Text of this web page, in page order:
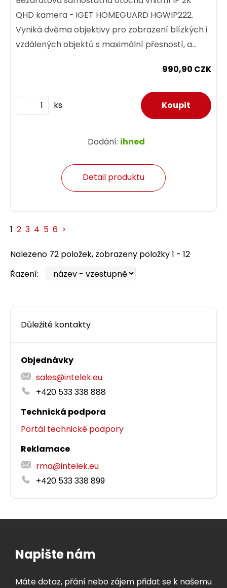
Důležité kontakty
Objednávky
sales@intelek.eu
+420 533 338 888
Technická podpora
Portál technické podpory
Reklamace
rma@intelek.eu
+420 533 338 899
QHD kamera - iGET HOMEGUARD HGWIP222.
Vyniká dvěma objektivy pro zobrazení blízkých i
vzdálených objektů s maximální přesností, a
990,90 CZK
ks
Dodání: ihned
Detail produktu
1 2 3 4 5 6 >
Nalezeno 72 položek, zobrazeny položky 1 - 12
Řazení:
Napište nám
Máte dotaz, přání nebo zájem přidat se k našemu